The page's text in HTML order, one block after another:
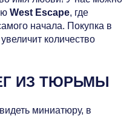
West Escape, где
начала. Покупка в
количество
ИЗ ТЮРЬМЫ
миниатюру, в